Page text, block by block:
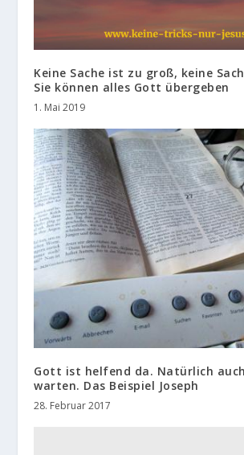
Keine Sache ist zu groß, keine
Sie können alles Gott übergeben
1. Mai 2019
Gott ist helfend da. Natürlich
warten. Das Beispiel Joseph
28. Februar 2017